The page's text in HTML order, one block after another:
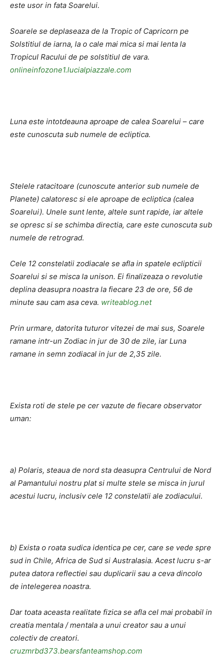
este usor in fata Soarelui.
Soarele se deplaseaza de la Tropic of Capricorn pe
Solstitiul de iarna, la o cale mai mica si mai lenta la
Tropicul Racului de pe solstitiul de vara.
onlineinfozone1.lucialpiazzale.com
Luna este intotdeauna aproape de calea Soarelui – care
este cunoscuta sub numele de ecliptica.
Stelele ratacitoare (cunoscute anterior sub numele de
Planete) calatoresc si ele aproape de ecliptica (calea
Soarelui). Unele sunt lente, altele sunt rapide, iar altele
se opresc si se schimba directia, care este cunoscuta sub
numele de retrograd.
Cele 12 constelatii zodiacale se afla in spatele eclipticii
Soarelui si se misca la unison. Ei finalizeaza o revolutie
deplina deasupra noastra la fiecare 23 de ore, 56 de
minute sau cam asa ceva. writeablog.net
Prin urmare, datorita tuturor vitezei de mai sus, Soarele
ramane intr-un Zodiac in jur de 30 de zile, iar Luna
ramane in semn zodiacal in jur de 2,35 zile.
Exista roti de stele pe cer vazute de fiecare observator
uman:
a) Polaris, steaua de nord sta deasupra Centrului de Nord
al Pamantului nostru plat si multe stele se misca in jurul
acestui lucru, inclusiv cele 12 constelatii ale zodiacului.
b) Exista o roata sudica identica pe cer, care se vede spre
sud in Chile, Africa de Sud si Australasia. Acest lucru s-ar
putea datora reflectiei sau duplicarii sau a ceva dincolo
de intelegerea noastra.
Dar toata aceasta realitate fizica se afla cel mai probabil in
creatia mentala / mentala a unui creator sau a unui
colectiv de creatori.
cruzmrbd373.bearsfanteamshop.com